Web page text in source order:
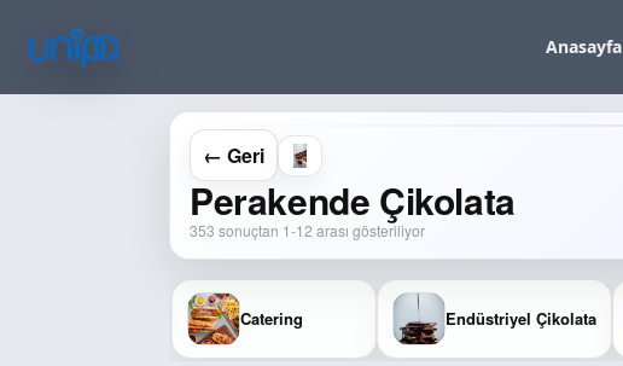
Anasayfa
← Geri
Perakende Çikolata
353 sonuçtan 1-12 arası gösteriliyor
Catering Endüstriyel Çikolata